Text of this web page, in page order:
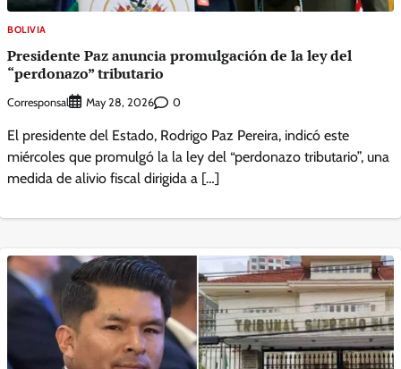
BOLIVIA
Presidente Paz anuncia promulgación de la ley del
“perdonazo” tributario
Corresponsal May 28, 2026 0
El presidente del Estado, Rodrigo Paz Pereira, indicó este
miércoles que promulgó la la ley del “perdonazo tributario”, una
medida de alivio fiscal dirigida a […]